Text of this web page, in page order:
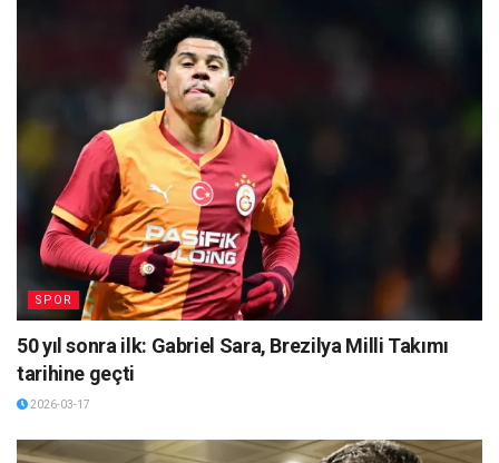
SPOR
50 yıl sonra ilk: Gabriel Sara, Brezilya Milli Takımı
tarihine geçti
2026-03-17